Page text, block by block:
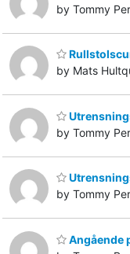
by Tommy
by Mats
by Tommy
by Tommy
Angående